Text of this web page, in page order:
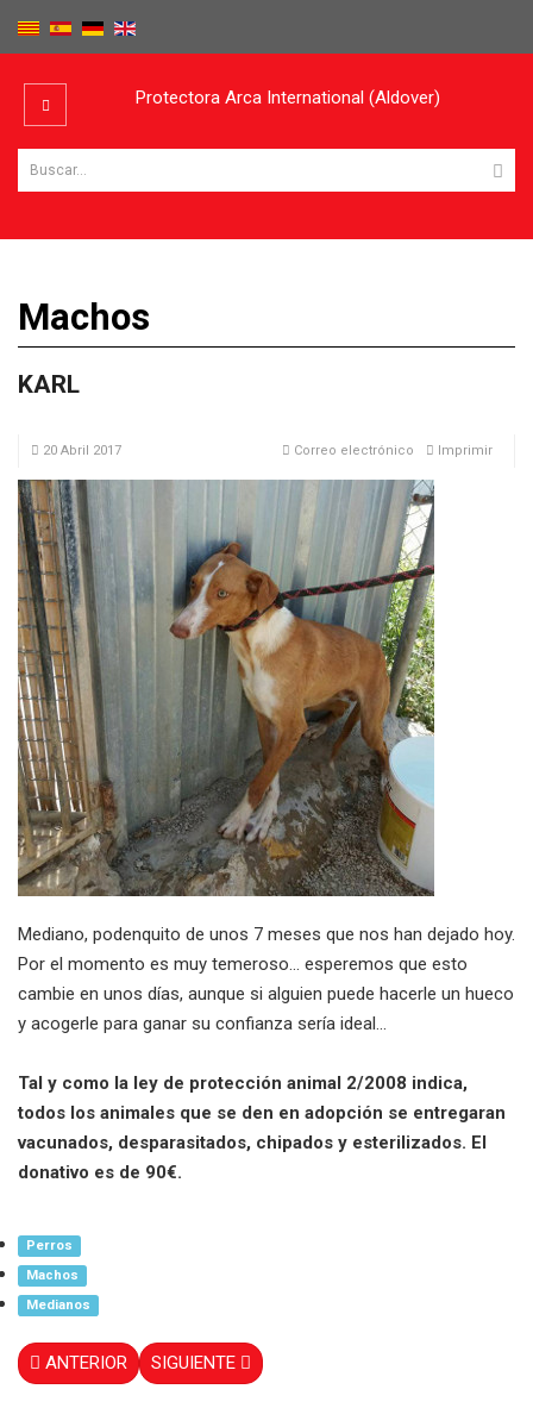
Protectora Arca International (Aldover)
Machos
KARL
20 Abril 2017 Imprimir
Correo electrónico
Mediano, podenquito de unos 7 meses que nos han dejado hoy.
Por el momento es muy temeroso... esperemos que esto
cambie en unos días, aunque si alguien puede hacerle un hueco
y acogerle para ganar su confianza sería ideal...
Tal y como la ley de protección animal 2/2008 indica,
todos los animales que se den en adopción se entregaran
vacunados, desparasitados, chipados y esterilizados. El
donativo es de 90€.
Perros
Machos
Medianos
ANTERIOR SIGUIENTE